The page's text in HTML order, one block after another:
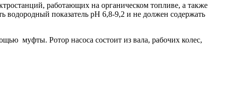
работающих на органическом топливе, а также
водородный показатель рН 6,8-9,2 и не должен содержать
муфты. Ротор насоса состоит из вала, рабочих колес,